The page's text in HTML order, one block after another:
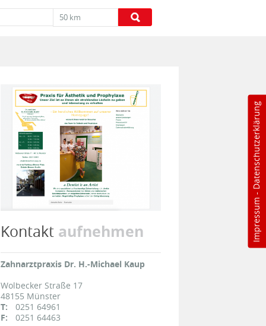
50 km
Impressum
-
Datenschutzerklärung
Kontakt aufnehmen
Zahnarztpraxis Dr. H.-Michael Kaup
Wolbecker Straße 17
48155 Münster
T:
0251 64961
F:
0251 64463